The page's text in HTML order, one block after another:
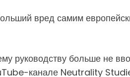
вред самим
руководству больше не
канале Neutrality